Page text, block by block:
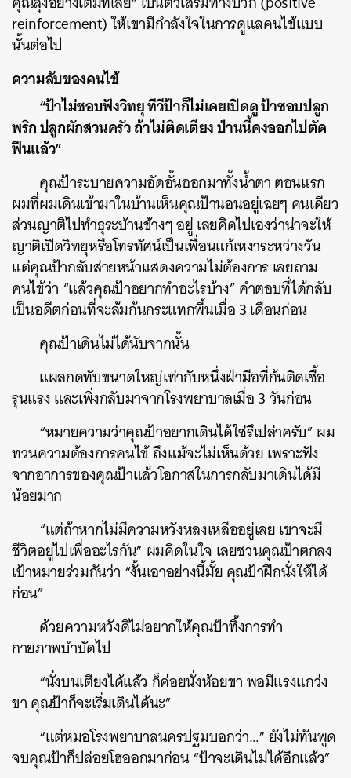
reinforcement) ให้เขามีกำลังใจในการดูแลคนไข้แบบ
นั้นต่อไป
ความลับของคนไข้
“ป้าไม่ชอบฟังวิทยุ ทีวีป้าก็ไม่เคยเปิดดู ป้าชอบปลูก
พริก ปลูกผักสวนครัว ถ้าไม่ติดเตียง ป่านนี้คงออกไปตัด
ฟืนแล้ว”
คุณป้าระบายความอัดอั้นออกมาทั้งน้ำตา ตอนแรก
ผมที่ผมเดินเข้ามาในบ้านเห็นคุณป้านอนอยู่เฉยๆ คนเดียว
ส่วนญาติไปทำธุระบ้านข้างๆ อยู่ เลยคิดไปเองว่าน่าจะให้
ญาติเปิดวิทยุหรือโทรทัศน์เป็นเพื่อนแก้เหงาระหว่างวัน
แต่คุณป้ากลับส่ายหน้าแสดงความไม่ต้องการ เลยถาม
คนไข้ว่า “แล้วคุณป้าอยากทำอะไรบ้าง” คำตอบที่ได้กลับ
เป็นอดีตก่อนที่จะล้มก้นกระแทกพื้นเมื่อ 3 เดือนก่อน
คุณป้าเดินไม่ได้นับจากนั้น
แผลกดทับขนาดใหญ่เท่ากับหนึ่งฝ่ามือที่ก้นติดเชื้อ
รุนแรง และเพิ่งกลับมาจากโรงพยาบาลเมื่อ 3 วันก่อน
“หมายความว่าคุณป้าอยากเดินได้ใช่รึเปล่าครับ” ผม
ทวนความต้องการคนไข้ ถึงแม้จะไม่เห็นด้วย เพราะฟัง
จากอาการของคุณป้าแล้วโอกาสในการกลับมาเดินได้มี
น้อยมาก
“แต่ถ้าหากไม่มีความหวังหลงเหลืออยู่เลย เขาจะมี
ชีวิตอยู่ไปเพื่ออะไรกัน” ผมคิดในใจ เลยชวนคุณป้าตกลง
เป้าหมายร่วมกันว่า “งั้นเอาอย่างนี้มั้ย คุณป้าฝึกนั่งให้ได้
ก่อน”
ด้วยความหวังดีไม่อยากให้คุณป้าทิ้งการทำ
กายภาพบำบัดไป
“นั่งบนเตียงได้แล้ว ก็ค่อยนั่งห้อยขา พอมีแรงแกว่ง
ขา คุณป้าก็จะเริ่มเดินได้นะ”
“แต่หมอโรงพยาบาลนครปฐมบอกว่า…” ยังไม่ทันพูด
จบคุณป้าก็ปล่อยโฮออกมาก่อน “ป้าจะเดินไม่ได้อีกแล้ว”